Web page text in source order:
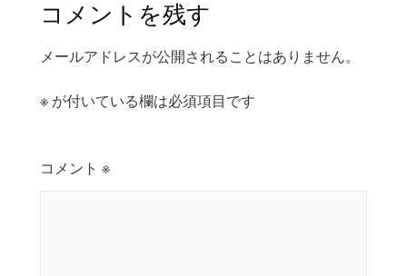
コメントを残す
メールアドレスが公開されることはありません。
※が付いている欄は必須項目です
コメント ※